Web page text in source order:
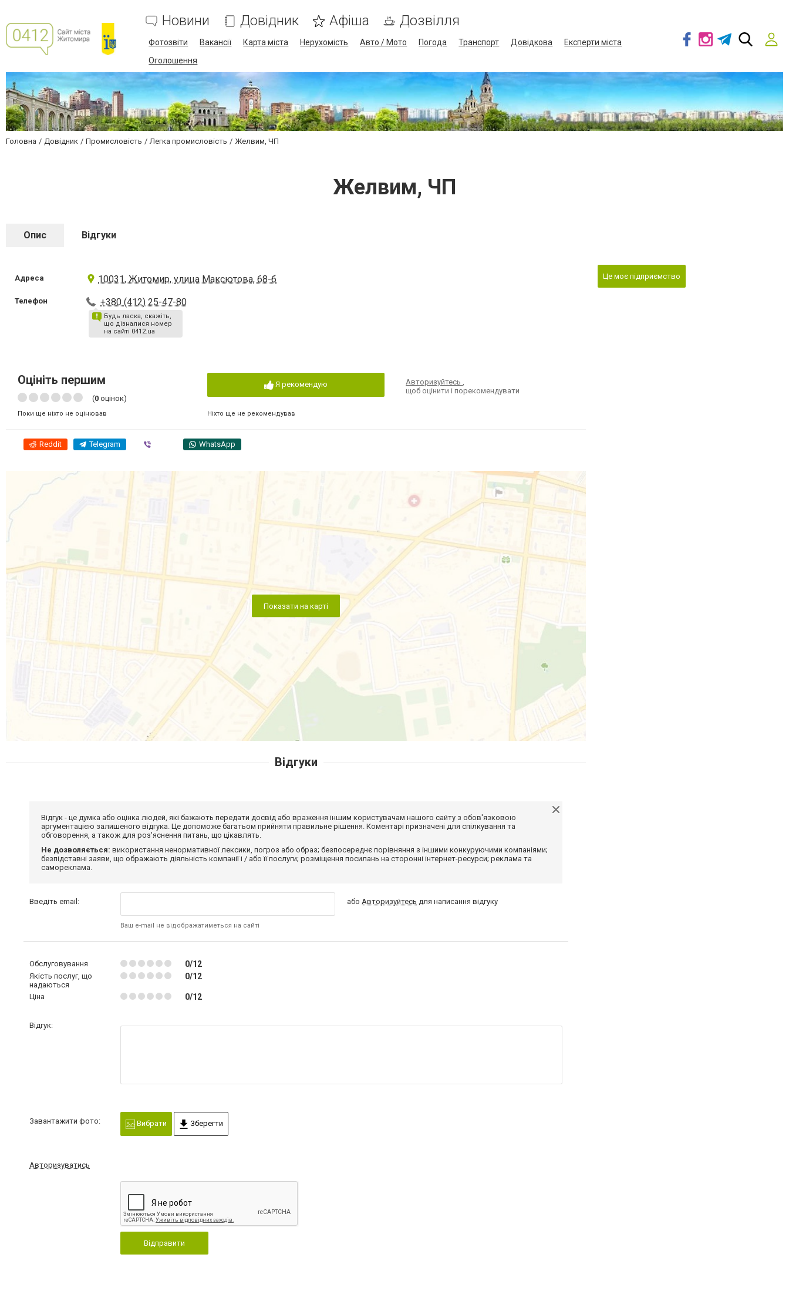
Новини Довідник Афіша Дозвілля
Фотозвіти Вакансії Карта міста Нерухомість Авто / Мото Погода Транспорт Довідкова
Експерти міста
Оголошення
Головна Довідник Промисловість Легка промисловість Желвим, ЧП
Желвим, ЧП
Опис Відгуки
Адреса 10031, Житомир, улица Максютова, 68-б
Телефон +380 (412) 25-47-80
Будь ласка, скажіть,
що дізналися номер
на сайті 0412.ua
Оцініть першим
(0 оцінок)
Поки ще ніхто не оцінював
Я рекомендую
Ніхто ще не рекомендував
Авторизуйтесь,
щоб оцінити і порекомендувати
Reddit Telegram WhatsApp
Показати на карті
Це моє підприємство
Відгуки
Відгук - це думка або оцінка людей, які бажають передати досвід або враження іншим користувачам нашого сайту з обов'язковою
аргументацією залишеного відгука. Це допоможе багатьом прийняти правильне рішення. Коментарі призначені для спілкування та
обговорення, а також для роз'яснення питань, що цікавлять.
Не дозволяється: використання ненормативної лексики, погроз або образ; безпосереднє порівняння з іншими конкуруючими компаніями;
безпідставні заяви, що ображають діяльність компанії і / або її послуги; розміщення посилань на сторонні інтернет-ресурси; реклама та
самореклама.
Введіть email:
Ваш e-mail не відображатиметься на сайті
абоАвторизуйтесь для написання відгуку
Обслуговування 0/12
Якість послуг, що
надаються
0/12
Ціна 0/12
Відгук:
Завантажити фото: Вибрати Зберегти
Авторизуватись
Відправити